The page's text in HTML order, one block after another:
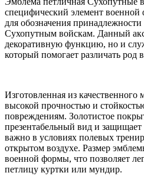
специфический элемент
для обозначения
Сухопутным войскам. Данный
декоративную функцию, но и
который помогает различать род
Изготовленная из качественного
высокой прочностью и
повреждениям. Золотистое
презентабельный вид и защищает
важно в условиях полевых
открытом воздухе. Размер
военной формы, что позволяет
петлицу куртки или мундир.